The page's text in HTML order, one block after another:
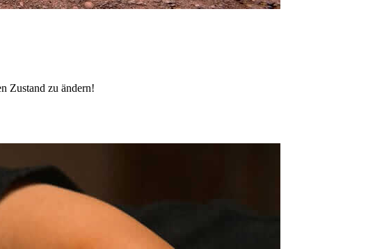
Zustand zu ändern!